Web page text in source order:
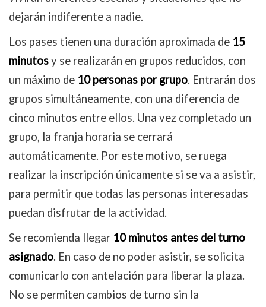
dejarán indiferente a nadie.
Los pases tienen una duración aproximada de 15
minutosy se realizarán en grupos reducidos, con
un máximo de 10 personas por grupo. Entrarán dos
grupos simultáneamente, con una diferencia de
cinco minutos entre ellos. Una vez completado un
grupo, la franja horaria se cerrará
automáticamente. Por este motivo, se ruega
realizar la inscripción únicamente si se va a asistir,
para permitir que todas las personas interesadas
puedan disfrutar de la actividad.
Se recomienda llegar 10 minutos antes del turno
asignado. En caso de no poder asistir, se solicita
comunicarlo con antelación para liberar la plaza.
No se permiten cambios de turno sin la